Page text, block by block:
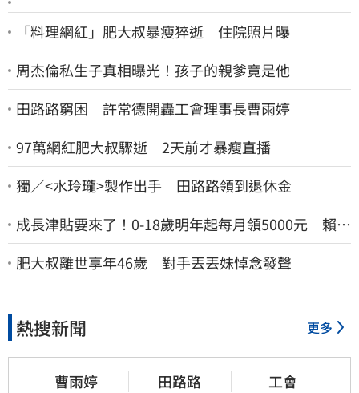
「料理網紅」肥大叔暴瘦猝逝 住院照片曝
周杰倫私生子真相曝光！孩子的親爹竟是他
田路路窮困 許常德開轟工會理事長曹雨婷
97萬網紅肥大叔驟逝 2天前才暴瘦直播
獨／<水玲瓏>製作出手 田路路領到退休金
成長津貼要來了！0-18歲明年起每月領5000元 賴清
德：此時不生更待何時
肥大叔離世享年46歲 對手丟丟妹悼念發聲
熱搜新聞 更多
曹雨婷 田路路 工會